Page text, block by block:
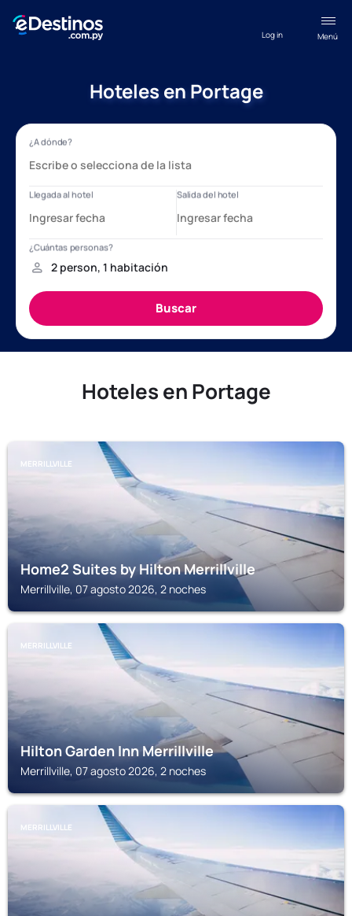
Menú
Log in
Hoteles en Portage
Hoteles en Portage
MERRILLVILLE
Home2 Suites by Hilton Merrillville
Merrillville, 07 agosto 2026, 2 noches
MERRILLVILLE
Hilton Garden Inn Merrillville
Merrillville, 07 agosto 2026, 2 noches
MERRILLVILLE